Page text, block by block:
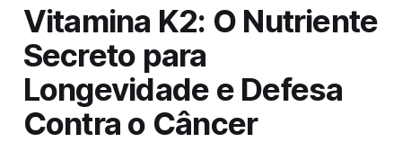
Vitamina K2: O Nutriente
Secreto para
Longevidade e Defesa
Contra o Câncer